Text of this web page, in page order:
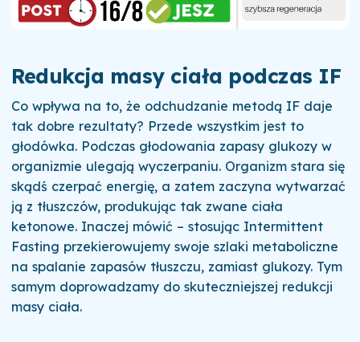
Redukcja masy ciała podczas IF
Co wpływa na to, że odchudzanie metodą IF daje
tak dobre rezultaty? Przede wszystkim jest to
głodówka. Podczas głodowania zapasy glukozy w
organizmie ulegają wyczerpaniu. Organizm stara się
skądś czerpać energię, a zatem zaczyna wytwarzać
ją z tłuszczów, produkując tak zwane ciała
ketonowe. Inaczej mówić – stosując Intermittent
Fasting przekierowujemy swoje szlaki metaboliczne
na spalanie zapasów tłuszczu, zamiast glukozy. Tym
samym doprowadzamy do skuteczniejszej redukcji
masy ciała.